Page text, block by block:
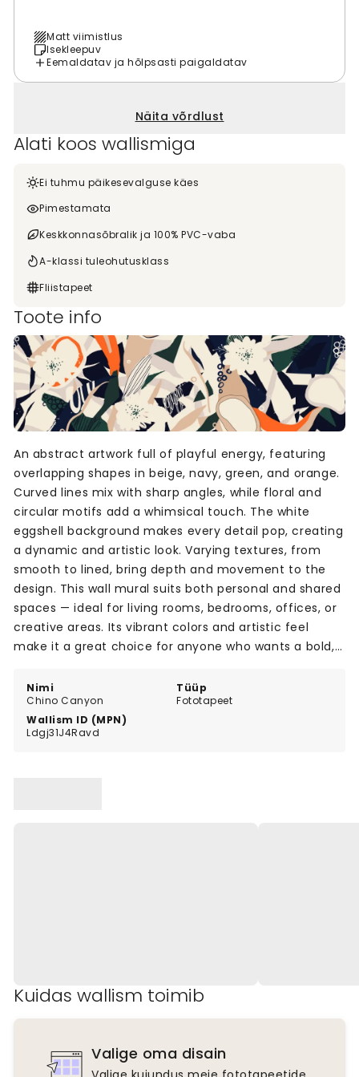
Matt viimistlus
Isekleepuv
Eemaldatav ja hõlpsasti paigaldatav
Näita võrdlust
Alati koos wallismiga
Ei tuhmu päikesevalguse käes
Pimestamata
Keskkonnasõbralik ja 100% PVC-vaba
A-klassi tuleohutusklass
Fliistapeet
Toote info
Nimi
Chino Canyon
Tüüp
Fototapeet
Wallism ID (MPN)
Ldgj31J4Ravd
An abstract artwork full of playful energy, featuring
overlapping shapes in beige, navy, green, and orange.
Curved lines mix with sharp angles, while floral and
circular motifs add a whimsical touch. The white
eggshell background makes every detail pop, creating
a dynamic and artistic look. Varying textures, from
smooth to lined, bring depth and movement to the
design. This wall mural suits both personal and shared
spaces — ideal for living rooms, bedrooms, offices, or
creative areas. Its vibrant colors and artistic feel
make it a great choice for anyone who wants a bold,
Kuidas wallism toimib
Valige oma disain